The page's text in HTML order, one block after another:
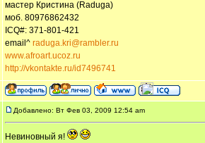
мастер Кристина (Raduga)
моб. 80976862432
ICQ#: 371-801-421
email^ raduga.kri@rambler.ru
www.afroart.ucoz.ru
http://vkontakte.ru/id7496741
Добавлено: Вт Фев 03, 2009 12:54 am
Невиновный я!